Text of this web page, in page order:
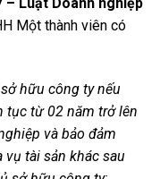
– Luật Doanh nghiệp
Một thành viên có
hữu công ty nếu
tục từ 02 năm trở lên
và bảo đảm
tài sản khác sau